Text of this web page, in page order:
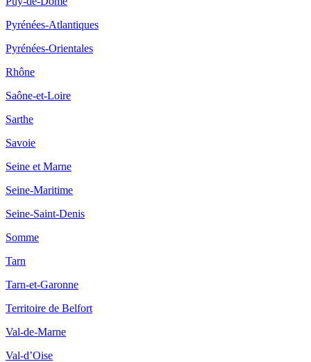
Pyrénées-Atlantiques
Pyrénées-Orientales
Rhône
Saône-et-Loire
Sarthe
Savoie
Seine et Marne
Seine-Maritime
Seine-Saint-Denis
Somme
Tarn
Tarn-et-Garonne
Territoire de Belfort
Val-de-Marne
Val-d’Oise